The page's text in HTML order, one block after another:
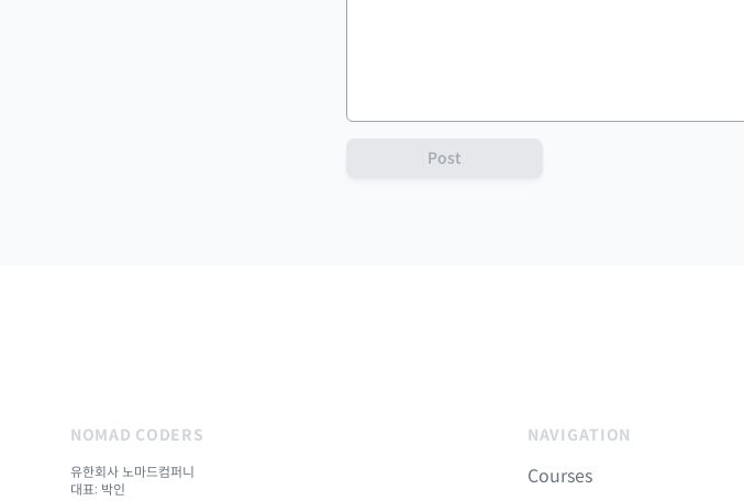
Post
NOMAD CODERS
유한회사 노마드컴퍼니
대표: 박인
NAVIGATION
Courses